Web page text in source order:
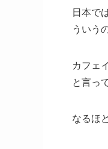
日本で
ういう
カフェ
と言っ
なるほ